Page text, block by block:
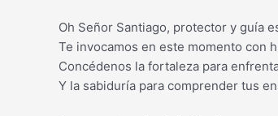
Oh Señor Santiago, protector y guía
Te invocamos en este momento con
Concédenos la fortaleza para
Y la sabiduría para comprender tus